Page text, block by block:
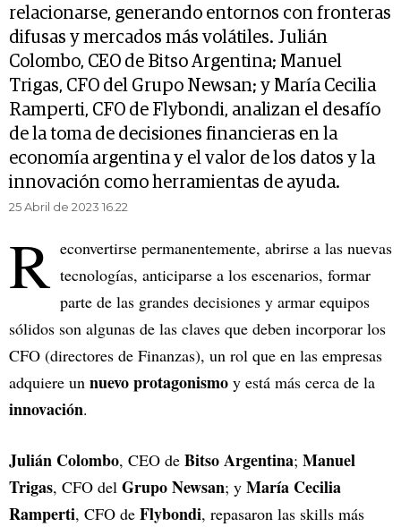
relacionarse, generando entornos con fronteras
difusas y mercados más volátiles. Julián
Colombo, CEO de Bitso Argentina; Manuel
Trigas, CFO del Grupo Newsan; y María Cecilia
Ramperti, CFO de Flybondi, analizan el desafío
de la toma de decisiones financieras en la
economía argentina y el valor de los datos y la
innovación como herramientas de ayuda.
25 Abril de 2023 16.22
R econvertirse permanentemente, abrirse a las nuevas
tecnologías, anticiparse a los escenarios, formar
parte de las grandes decisiones y armar equipos
sólidos son algunas de las claves que deben incorporar los
CFO (directores de Finanzas), un rol que en las empresas
adquiere un nuevo protagonismo y está más cerca de la
innovación.
Julián Colombo, CEO de Bitso Argentina; Manuel
Trigas, CFO del Grupo Newsan; y María Cecilia
Ramperti, CFO de Flybondi, repasaron las skills más